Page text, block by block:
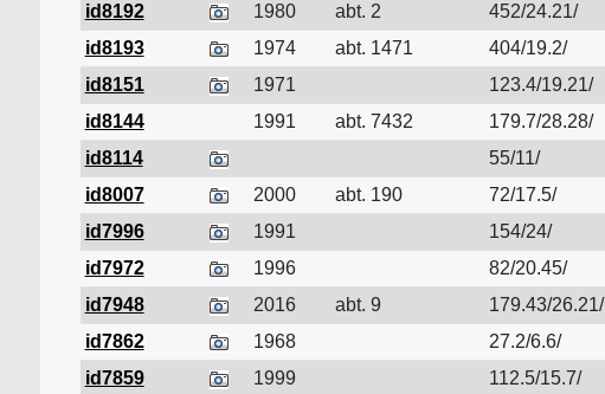
id8192
1980 abt. 2 452/24.21/
id8193
1974 abt. 1471 404/19.2/
id8151
1971 123.4/19.21/
id8144
1991 abt. 7432 179.7/28.28/
id8114
55/11/
id8007
2000 abt. 190 72/17.5/
id7996
1991 154/24/
id7972
1996 82/20.45/
id7948
2016 abt. 9 179.43/26.21/
id7862
1968 27.2/6.6/
id7859
1999 112.5/15.7/